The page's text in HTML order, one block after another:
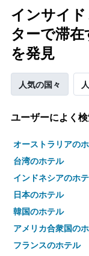
インサイ
ターで滞
を発見
人気の国々
ユーザーによく
オーストラリアの
台湾のホテル
インドネシアのホ
日本のホテル
韓国のホテル
アメリカ合衆国の
フランスのホテル